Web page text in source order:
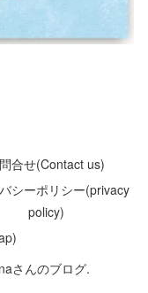
合せ(Contact us)
シーポリシー(privacy
policy)
さんのブログ.